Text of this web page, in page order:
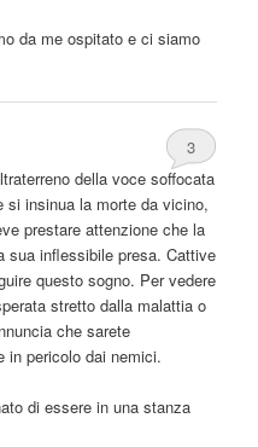
da me ospitato e ci siamo
3
della voce soffocata
si insinua la morteda vicino,
prestare attenzione che la
sua inflessibile presa. Cattive
questo sogno. Per vedere
stretto dalla malattia o
che sarete
in pericolo dai nemici.
diessere in una stanza